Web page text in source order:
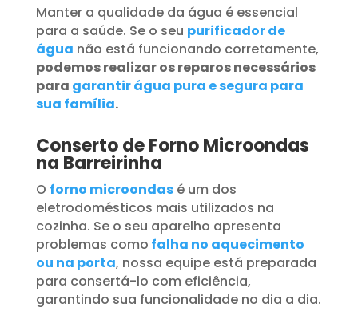
Manter a qualidade da água é essencial
para a saúde. Se o seu purificador de
água não está funcionando corretamente,
podemos realizar os reparos necessários
para garantir água pura e segura para
sua família.
Conserto de Forno Microondas
na Barreirinha
O forno microondasé um dos
eletrodomésticos mais utilizados na
cozinha. Se o seu aparelho apresenta
problemas como falha no aquecimento
ou na porta, nossa equipe está preparada
para consertá-lo com eficiência,
garantindo sua funcionalidade no dia a dia.